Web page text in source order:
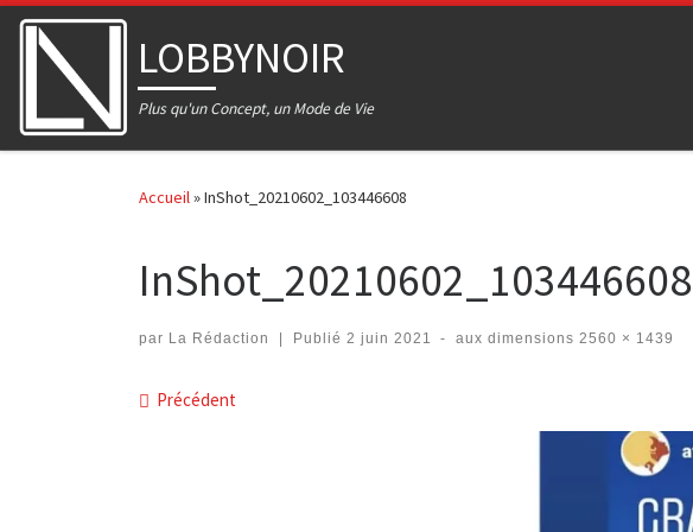
Skip to content LOBBYNOIR
Plus qu'un Concept, un Mode de Vie
Accueil»InShot_20210602_103446608
InShot_20210602_103446608
par La Rédaction Publié 2 juin 2021 - aux dimensions 2560 × 1439
Navigation dans les images
Précédent